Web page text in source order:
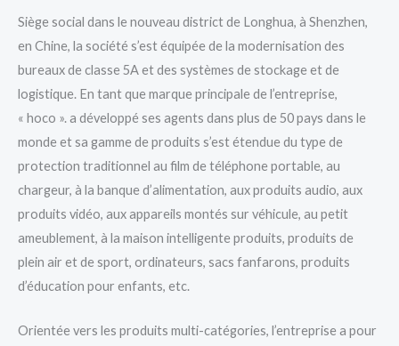
Siège social dans le nouveau district de Longhua, à Shenzhen,
en Chine, la société s’est équipée de la modernisation des
bureaux de classe 5A et des systèmes de stockage et de
logistique. En tant que marque principale de l’entreprise,
« hoco ». a développé ses agents dans plus de 50 pays dans le
monde et sa gamme de produits s’est étendue du type de
protection traditionnel au film de téléphone portable, au
chargeur, à la banque d’alimentation, aux produits audio, aux
produits vidéo, aux appareils montés sur véhicule, au petit
ameublement, à la maison intelligente produits, produits de
plein air et de sport, ordinateurs, sacs fanfarons, produits
d’éducation pour enfants, etc.
Orientée vers les produits multi-catégories, l’entreprise a pour